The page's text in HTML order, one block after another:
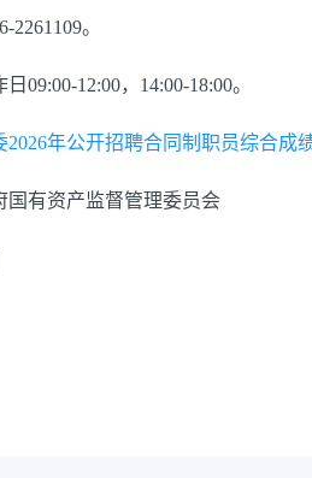
2261109。
09:00-12:00，14:00-18:00。
2026年公开招聘合同制职员综合
国有资产监督管理委员会